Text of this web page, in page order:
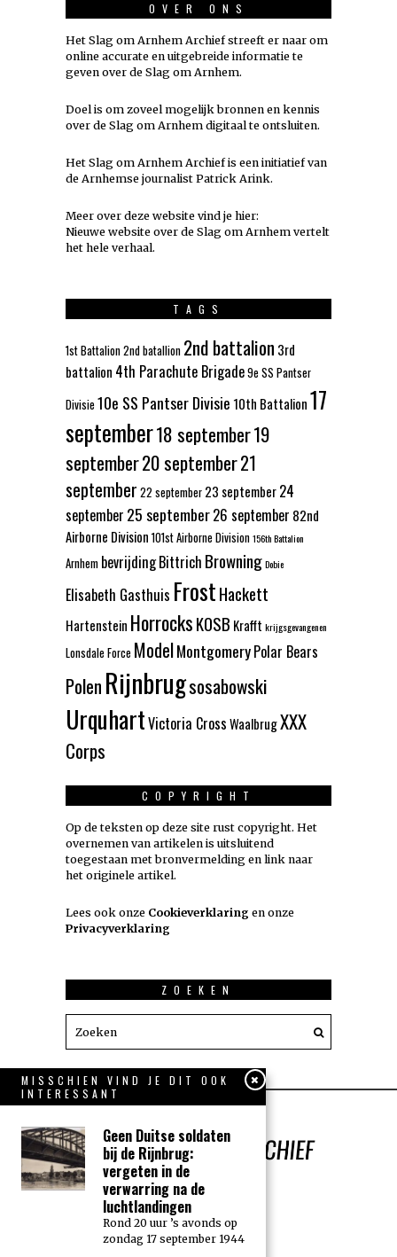
OVER ONS
Het Slag om Arnhem Archief streeft er naar om
online accurate en uitgebreide informatie te
geven over de Slag om Arnhem.
Doel is om zoveel mogelijkbronnen en kennis
over de Slag om Arnhem digitaal te ontsluiten.
Het Slag om Arnhem Archief is een initiatief van
de Arnhemse journalist Patrick Arink.
Meer over deze website vind je hier:
Nieuwe website over de Slag om Arnhem vertelt
het hele verhaal.
TAGS
1st Battalion2nd batallion 2nd battalion 3rd
battalion 4th Parachute Brigade9e SS Pantser
Divisie 10e SS Pantser Divisie 10th Battalion17
september18 september19
september20 september21
september 22 september 23 september24
september 25 september26 september 82nd
Airborne Division 101st Airborne Division156th Battalion
Arnhem bevrijdingBittrich BrowningDobie
Elisabeth Gasthuis FrostHackett
Hartenstein HorrocksKOSB Krafft krijgsgevangenen
Lonsdale Force ModelMontgomeryPolar Bears
PolenRijnbrugsosabowski
UrquhartVictoria CrossWaalbrugXXX
Corps
COPYRIGHT
Op de teksten op deze site rust copyright. Het
overnemen van artikelen is uitsluitend
toegestaan met bronvermelding en link naar
het originele artikel.
Lees ook onze Cookieverklaring en onze
Privacyverklaring
ZOEKEN
MISSCHIEN VIND JE DIT OOK
INTERESSANT
Geen Duitse soldaten
bij de Rijnbrug:
vergeten in de
verwarring na de
luchtlandingen
Rond 20 uur ’s avonds op
zondag 17 september 1944